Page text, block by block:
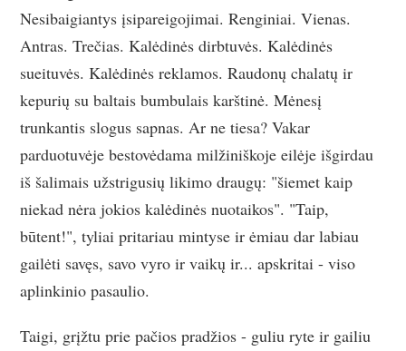
Nesibaigiantys įsipareigojimai. Renginiai. Vienas.
Antras. Trečias. Kalėdinės dirbtuvės. Kalėdinės
sueituvės. Kalėdinės reklamos. Raudonų chalatų ir
kepurių su baltais bumbulais karštinė. Mėnesį
trunkantis slogus sapnas. Ar ne tiesa? Vakar
parduotuvėje bestovėdama milžiniškoje eilėje išgirdau
iš šalimais užstrigusių likimo draugų: "šiemet kaip
niekad nėra jokios kalėdinės nuotaikos". "Taip,
būtent!", tyliai pritariau mintyse ir ėmiau dar labiau
gailėti savęs, savo vyro ir vaikų ir... apskritai - viso
aplinkinio pasaulio.
Taigi, grįžtu prie pačios pradžios - guliu ryte ir gailiu